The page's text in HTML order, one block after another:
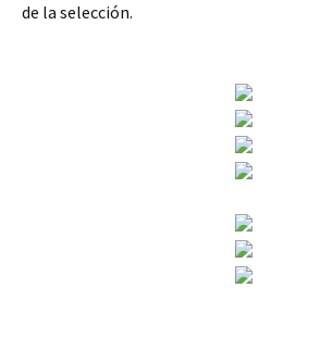
de la selección.